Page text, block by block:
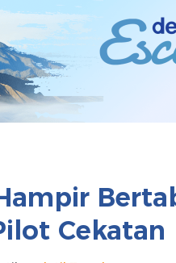
Cekatan